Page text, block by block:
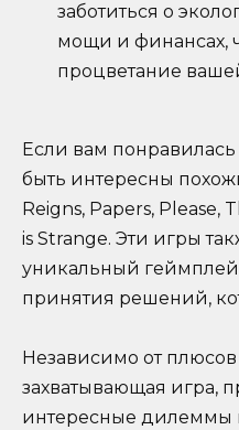
заботиться о
мощи и финансах,
процветание
Если вам понравилась
быть интересны
Reigns, Papers, Please,
is Strange. Эти игры
уникальный
принятия решений,
Независимо от
захватывающая игра,
интересные